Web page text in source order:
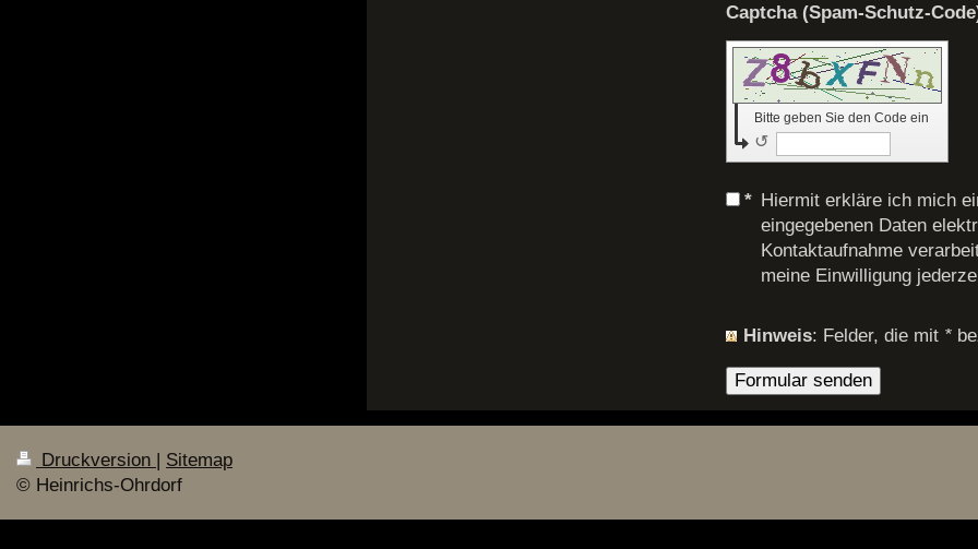
Bitte geben Sie den Code ein
↺
* Hiermit erkläre ich mich
eingegebenen Daten
Kontaktaufnahme
meine Einwilligung
Hinweis : Felder, die mit *
Druckversion
Sitemap
© Heinrichs-Ohrdorf